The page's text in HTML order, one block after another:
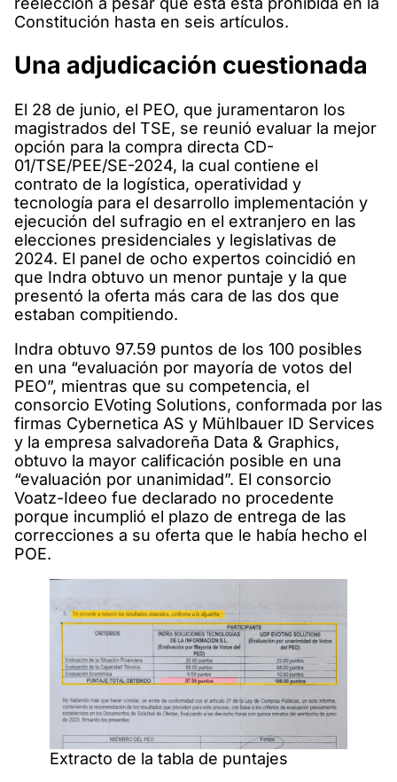
Constitución hasta en seis artículos.
Una adjudicación cuestionada
El 28 de junio, el PEO, que juramentaron los
magistrados del TSE, se reunió evaluar la mejor
opción para la compra directa CD-
01/TSE/PEE/SE-2024, la cual contiene el
contrato de la logística, operatividad y
tecnología para el desarrollo implementación y
ejecución del sufragio en el extranjero en las
elecciones presidenciales y legislativas de
2024. El panel de ocho expertos coincidió en
que Indra obtuvo un menor puntaje y la que
presentó la oferta más cara de las dos que
estaban compitiendo.
Indra obtuvo 97.59 puntos de los 100 posibles
en una “evaluación por mayoría de votos del
PEO”, mientras que su competencia, el
consorcio EVoting Solutions, conformada por las
firmas Cybernetica AS y Mühlbauer ID Services
y la empresa salvadoreña Data & Graphics,
obtuvo la mayor calificación posible en una
“evaluación por unanimidad”. El consorcio
Voatz-Ideeo fue declarado no procedente
porque incumplió el plazo de entrega de las
correcciones a su oferta que le había hecho el
POE.
Extracto de la tabla de puntajes